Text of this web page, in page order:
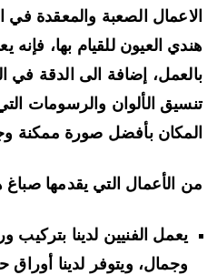
الصعبة والمعقدة في
العيون للقيام بها، فإنه
إضافة الى الدقة في
الألوان والرسومات التي
بأفضل صورة ممكنة
الأعمال التي يقدمها صباغ
يعمل الفنيين لدينا بتركيب
وجمال، ويتوفر لدينا أوراق